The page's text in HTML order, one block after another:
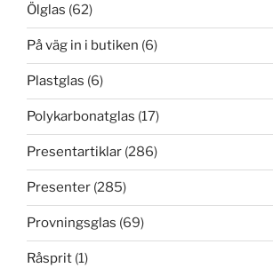
Ölglas (62)
På väg in i butiken (6)
Plastglas (6)
Polykarbonatglas (17)
Presentartiklar (286)
Presenter (285)
Provningsglas (69)
Råsprit (1)